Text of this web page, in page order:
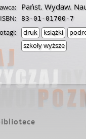
Państ. Wydaw.
ISBN: 83-01-01700-7
druk książki
szkoły wyższe